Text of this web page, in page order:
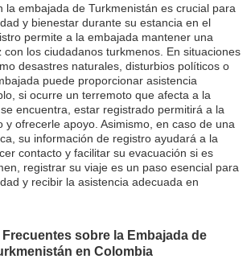
la embajada de Turkmenistán es crucial para
y bienestar durante su estancia en el
permite a la embajada mantener una
con los ciudadanos turkmenos. En situaciones
desastres naturales, disturbios políticos o
puede proporcionar asistencia
si ocurre un terremoto que afecta a la
encuentra, estar registrado permitirá a la
y ofrecerle apoyo. Asimismo, en caso de una
su información de registro ayudará a la
contacto y facilitar su evacuación si es
registrar su viaje es un paso esencial para
y recibir la asistencia adecuada en
sobre la Embajada de
en Colombia